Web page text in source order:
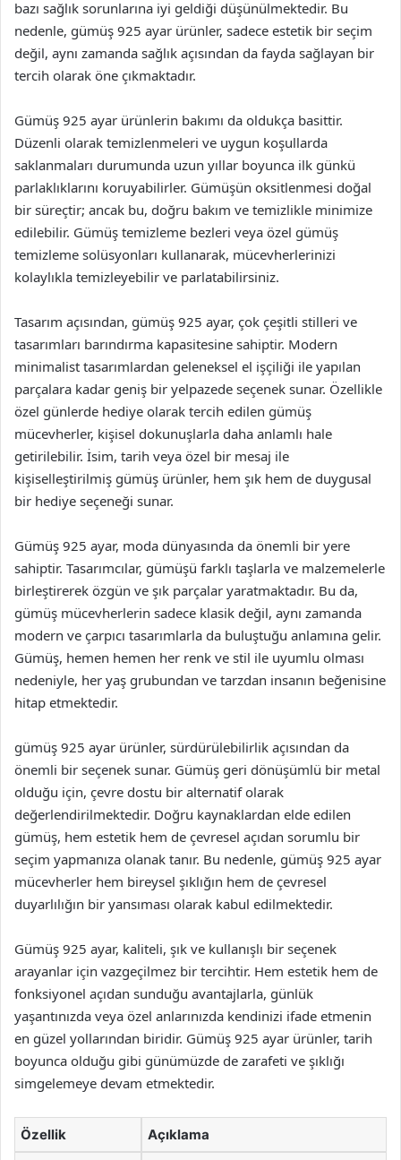
bazı sağlık sorunlarına iyi geldiği düşünülmektedir. Bu
nedenle, gümüş 925 ayar ürünler, sadece estetik bir seçim
değil, aynı zamanda sağlık açısından da fayda sağlayan bir
tercih olarak öne çıkmaktadır.
Gümüş 925 ayar ürünlerin bakımı da oldukça basittir.
Düzenli olarak temizlenmeleri ve uygun koşullarda
saklanmaları durumunda uzun yıllar boyunca ilk günkü
parlaklıklarını koruyabilirler. Gümüşün oksitlenmesi doğal
bir süreçtir; ancak bu, doğru bakım ve temizlikle minimize
edilebilir. Gümüş temizleme bezleri veya özel gümüş
temizleme solüsyonları kullanarak, mücevherlerinizi
kolaylıkla temizleyebilir ve parlatabilirsiniz.
Tasarım açısından, gümüş 925 ayar, çok çeşitli stilleri ve
tasarımları barındırma kapasitesine sahiptir. Modern
minimalist tasarımlardan geleneksel el işçiliği ile yapılan
parçalara kadar geniş bir yelpazede seçenek sunar. Özellikle
özel günlerde hediye olarak tercih edilen gümüş
mücevherler, kişisel dokunuşlarla daha anlamlı hale
getirilebilir. İsim, tarih veya özel bir mesaj ile
kişiselleştirilmiş gümüş ürünler, hem şık hem de duygusal
bir hediye seçeneği sunar.
Gümüş 925 ayar, moda dünyasında da önemli bir yere
sahiptir. Tasarımcılar, gümüşü farklı taşlarla ve malzemelerle
birleştirerek özgün ve şık parçalar yaratmaktadır. Bu da,
gümüş mücevherlerin sadece klasik değil, aynı zamanda
modern ve çarpıcı tasarımlarla da buluştuğu anlamına gelir.
Gümüş, hemen hemen her renk ve stil ile uyumlu olması
nedeniyle, her yaş grubundan ve tarzdan insanın beğenisine
hitap etmektedir.
gümüş 925 ayar ürünler, sürdürülebilirlik açısından da
önemli bir seçenek sunar. Gümüş geri dönüşümlü bir metal
olduğu için, çevre dostu bir alternatif olarak
değerlendirilmektedir. Doğru kaynaklardan elde edilen
gümüş, hem estetik hem de çevresel açıdan sorumlu bir
seçim yapmanıza olanak tanır. Bu nedenle, gümüş 925 ayar
mücevherler hem bireysel şıklığın hem de çevresel
duyarlılığın bir yansıması olarak kabul edilmektedir.
Gümüş 925 ayar, kaliteli, şık ve kullanışlı bir seçenek
arayanlar için vazgeçilmez bir tercihtir. Hem estetik hem de
fonksiyonel açıdan sunduğu avantajlarla, günlük
yaşantınızda veya özel anlarınızda kendinizi ifade etmenin
en güzel yollarından biridir. Gümüş 925 ayar ürünler, tarih
boyunca olduğu gibi günümüzde de zarafeti ve şıklığı
simgelemeye devam etmektedir.
Özellik Açıklama